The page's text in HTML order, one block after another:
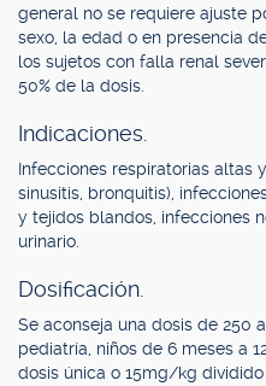
general no se requiere ajuste
sexo, la edad o en presencia
los sujetos con falla renal
50% de la dosis.
Indicaciones.
Infecciones respiratorias altas
sinusitis, bronquitis),
y tejidos blandos, infecciones
urinario.
Dosificación.
Se aconseja una dosis de 250
pediatría, niños de 6 meses a
dosis única o 15mg/kg